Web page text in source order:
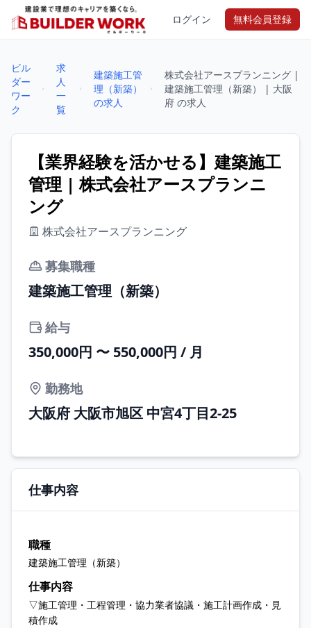
ログイン 無料会員登録
ビル
ダー
ワー
ク
求
人
一
覧
建築施工管
理（新築）
の求人
株式会社アースプランニング |
建築施工管理（新築） | 大阪
府 の求人
【業界経験を活かせる】建築施工
管理 | 株式会社アースプランニ
ング
株式会社アースプランニング
募集職種
建築施工管理（新築）
給与
350,000円 〜 550,000円 / 月
勤務地
大阪府 大阪市旭区 中宮4丁目2-25
仕事内容
職種
建築施工管理（新築）
仕事内容
▽施工管理・工程管理・協力業者協議・施工計画作成・見
積作成